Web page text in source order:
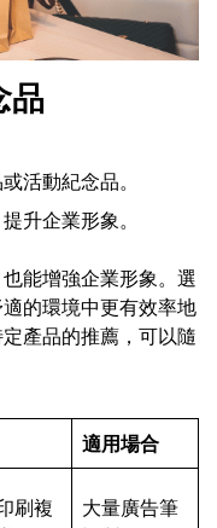
品
活動紀念品。
升企業形象。
能增強企業形象。選
的環境中更有效率地
產品的推薦，可以隨
適用場合
刷複
大量廣告筆